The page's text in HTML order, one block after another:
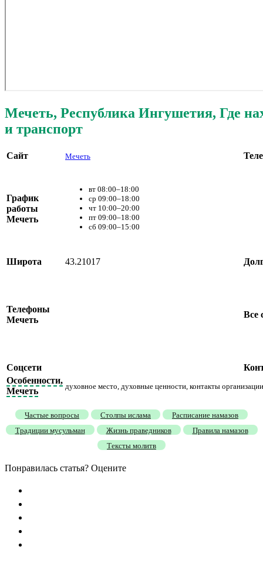
Мечеть, Республика Ингушетия, Где
и транспорт
Сайт Мечеть
График
работы
Мечеть
вт 08:00–18:00
ср 09:00–18:00
чт 10:00–20:00
пт 09:00–18:00
сб 09:00–15:00
Широта 43.21017
Телефоны
Мечеть
Все
Соцсети
Особенности,
Мечеть
духовное место, духовные ценности, контакты организации
Частые вопросы Столпы ислама
Расписание намазов
Традиции мусульман
Жизнь праведников
Правила намазов
Тексты молитв
Понравилась статья? Оцените